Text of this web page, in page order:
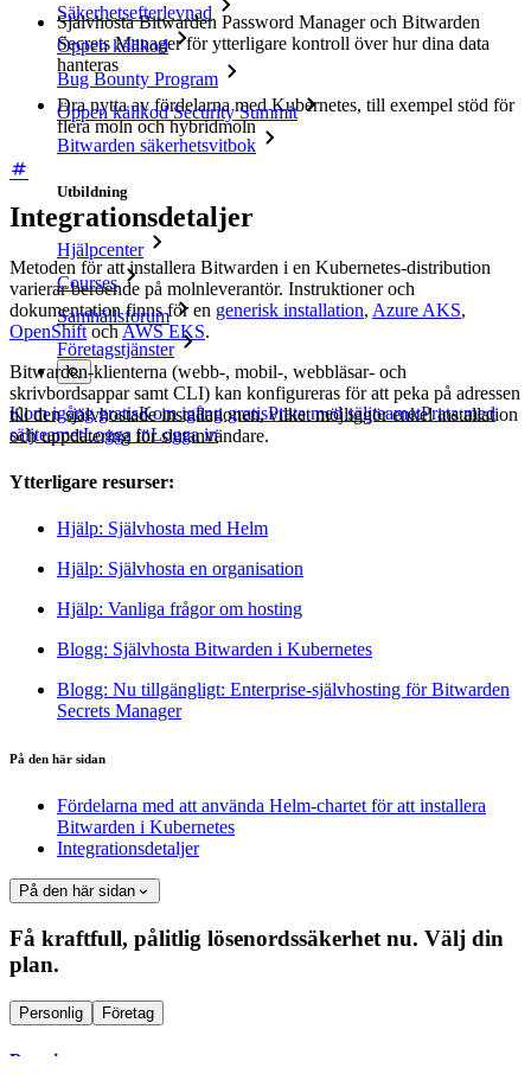
Säkerhetsefterlevnad
Öppen källkod
Bug Bounty Program
Öppen källkod Security Summit
Bitwarden säkerhetsvitbok
Utbildning
Hjälpcenter
Courses
Samhällsforum
Företagstjänster
Kom igång gratisKom igång gratisPrata med säljteametPrata med
säljteametLogga inLogga in
Självhosta Bitwarden Password Manager och Bitwarden
Secrets Manager för ytterligare kontroll över hur dina data
hanteras
Dra nytta av fördelarna med Kubernetes, till exempel stöd för
flera moln och hybridmoln
Integrationsdetaljer
Metoden för att installera Bitwarden i en Kubernetes-distribution
varierar beroende på molnleverantör. Instruktioner och
dokumentation finns för en generisk installation, Azure AKS,
OpenShiftochAWS EKS.
Bitwarden-klienterna (webb-, mobil-, webbläsar- och
skrivbordsappar samt CLI) kan konfigureras för att peka på adressen
till den självhostade installationen, vilket möjliggör enkel installation
och uppdatering för slutanvändare.
Ytterligare resurser:
Hjälp: Självhosta med Helm
Hjälp: Självhosta en organisation
Hjälp: Vanliga frågor om hosting
Blogg: Självhosta Bitwarden i Kubernetes
Blogg: Nu tillgängligt: Enterprise-självhosting för Bitwarden
Secrets Manager
På den här sidan
Fördelarna med att använda Helm-chartet för att installera
Bitwarden i Kubernetes
Integrationsdetaljer
På den här sidan
Få kraftfull, pålitlig lösenordssäkerhet nu. Välj din
plan.
Personlig Företag
Premie